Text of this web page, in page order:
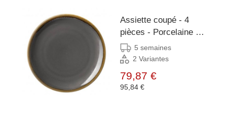
Assiette coupé - 4
pièces - Porcelaine -
fumée - Disponible en
2 tailles
5 semaines
2 Variantes
79,87 €
95,84 €